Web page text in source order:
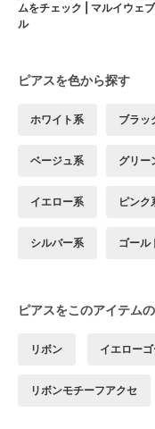
ムをチェック | マルイウェ
ル
ピアスを色から探す
ホワイト系 ブラッ
ベージュ系 グリー
イエロー系 ピンク
シルバー系 ゴール
ピアスをこのアイテム
リボン イエロー
リボンモチーフアクセ